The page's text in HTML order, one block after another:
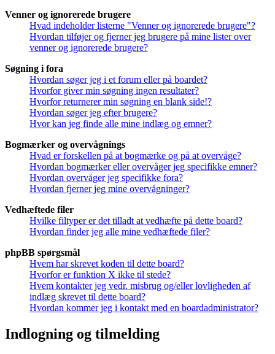
Venner og ignorerede brugere
Hvad indeholder listerne "Venner og ignorerede brugere"?
Hvordan tilføjer og fjerner jeg brugere på mine lister over
venner og ignorerede brugere?
Søgning i fora
Hvordan søger jeg i et forum eller på boardet?
Hvorfor giver min søgning ingen resultater?
Hvorfor returnerer min søgning en blank side!?
Hvordan søger jeg efter brugere?
Hvor kan jeg finde alle mine indlæg og emner?
Bogmærker og overvågnings
Hvad er forskellen på at bogmærke og på at overvåge?
Hvordan bogmærker eller overvåger jeg specifikke emner?
Hvordan overvåger jeg specifikke fora?
Hvordan fjerner jeg mine overvågninger?
Vedhæftede filer
Hvilke filtyper er det tilladt at vedhæfte på dette board?
Hvordan finder jeg alle mine vedhæftede filer?
phpBB spørgsmål
Hvem har skrevet koden til dette board?
Hvorfor er funktion X ikke til stede?
Hvem kontakter jeg vedr. misbrug og/eller lovligheden af
indlæg skrevet til dette board?
Hvordan kommer jeg i kontakt med en boardadministrator?
Indlogning og tilmelding